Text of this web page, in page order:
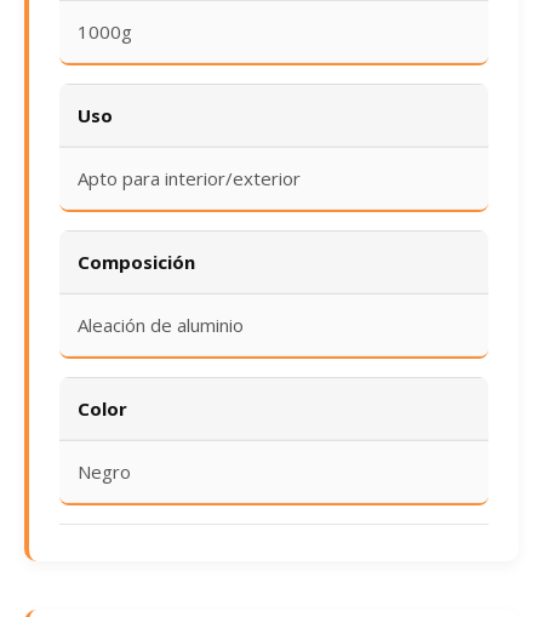
1000g
Uso
Apto para interior/exterior
Composición
Aleación de aluminio
Color
Negro